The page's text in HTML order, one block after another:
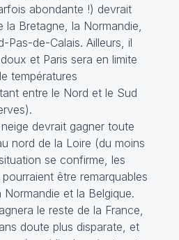
abondante !) devrait
la Bretagne, la Normandie,
Pas-de-Calais. Ailleurs, il
et Paris sera en limite
températures
entre le Nord et le Sud
devrait gagner toute
nord de la Loire (du moins
se confirme, les
être remarquables
et la Belgique.
le reste de la France,
doute plus disparate, et